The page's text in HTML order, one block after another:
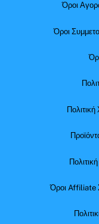
Όροι
Όροι
Όροι Affiliate